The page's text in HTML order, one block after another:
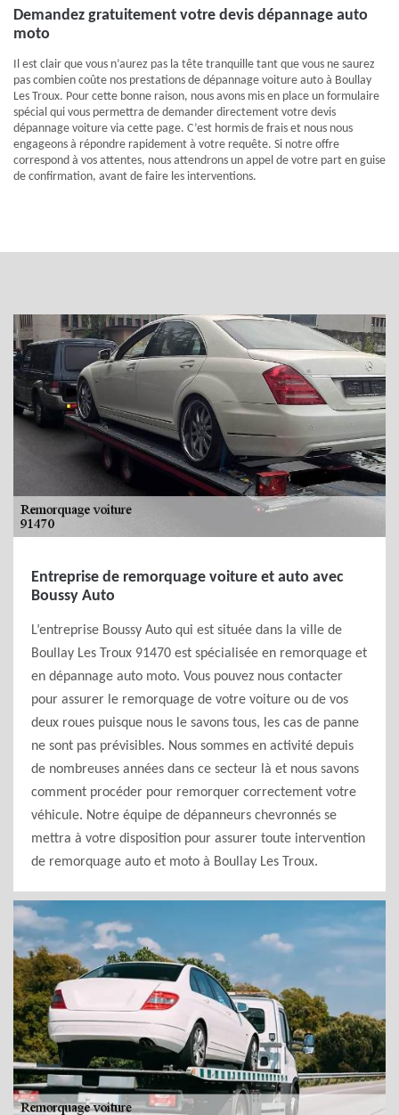
Demandez gratuitement votre devis dépannage auto
moto
Il est clair que vous n’aurez pas la tête tranquille tant que vous ne saurez
pas combien coûte nos prestations de dépannage voiture auto à Boullay
Les Troux. Pour cette bonne raison, nous avons mis en place un formulaire
spécial qui vous permettra de demander directement votre devis
dépannage voiture via cette page. C’est hormis de frais et nous nous
engageons à répondre rapidement à votre requête. Si notre offre
correspond à vos attentes, nous attendrons un appel de votre part en guise
de confirmation, avant de faire les interventions.
Entreprise de remorquage voiture et auto avec
Boussy Auto
L’entreprise Boussy Auto qui est située dans la ville de
Boullay Les Troux 91470 est spécialisée en remorquage et
en dépannage auto moto. Vous pouvez nous contacter
pour assurer le remorquage de votre voiture ou de vos
deux roues puisque nous le savons tous, les cas de panne
ne sont pas prévisibles. Nous sommes en activité depuis
de nombreuses années dans ce secteur là et nous savons
comment procéder pour remorquer correctement votre
véhicule. Notre équipe de dépanneurs chevronnés se
mettra à votre disposition pour assurer toute intervention
de remorquage auto et moto à Boullay Les Troux.